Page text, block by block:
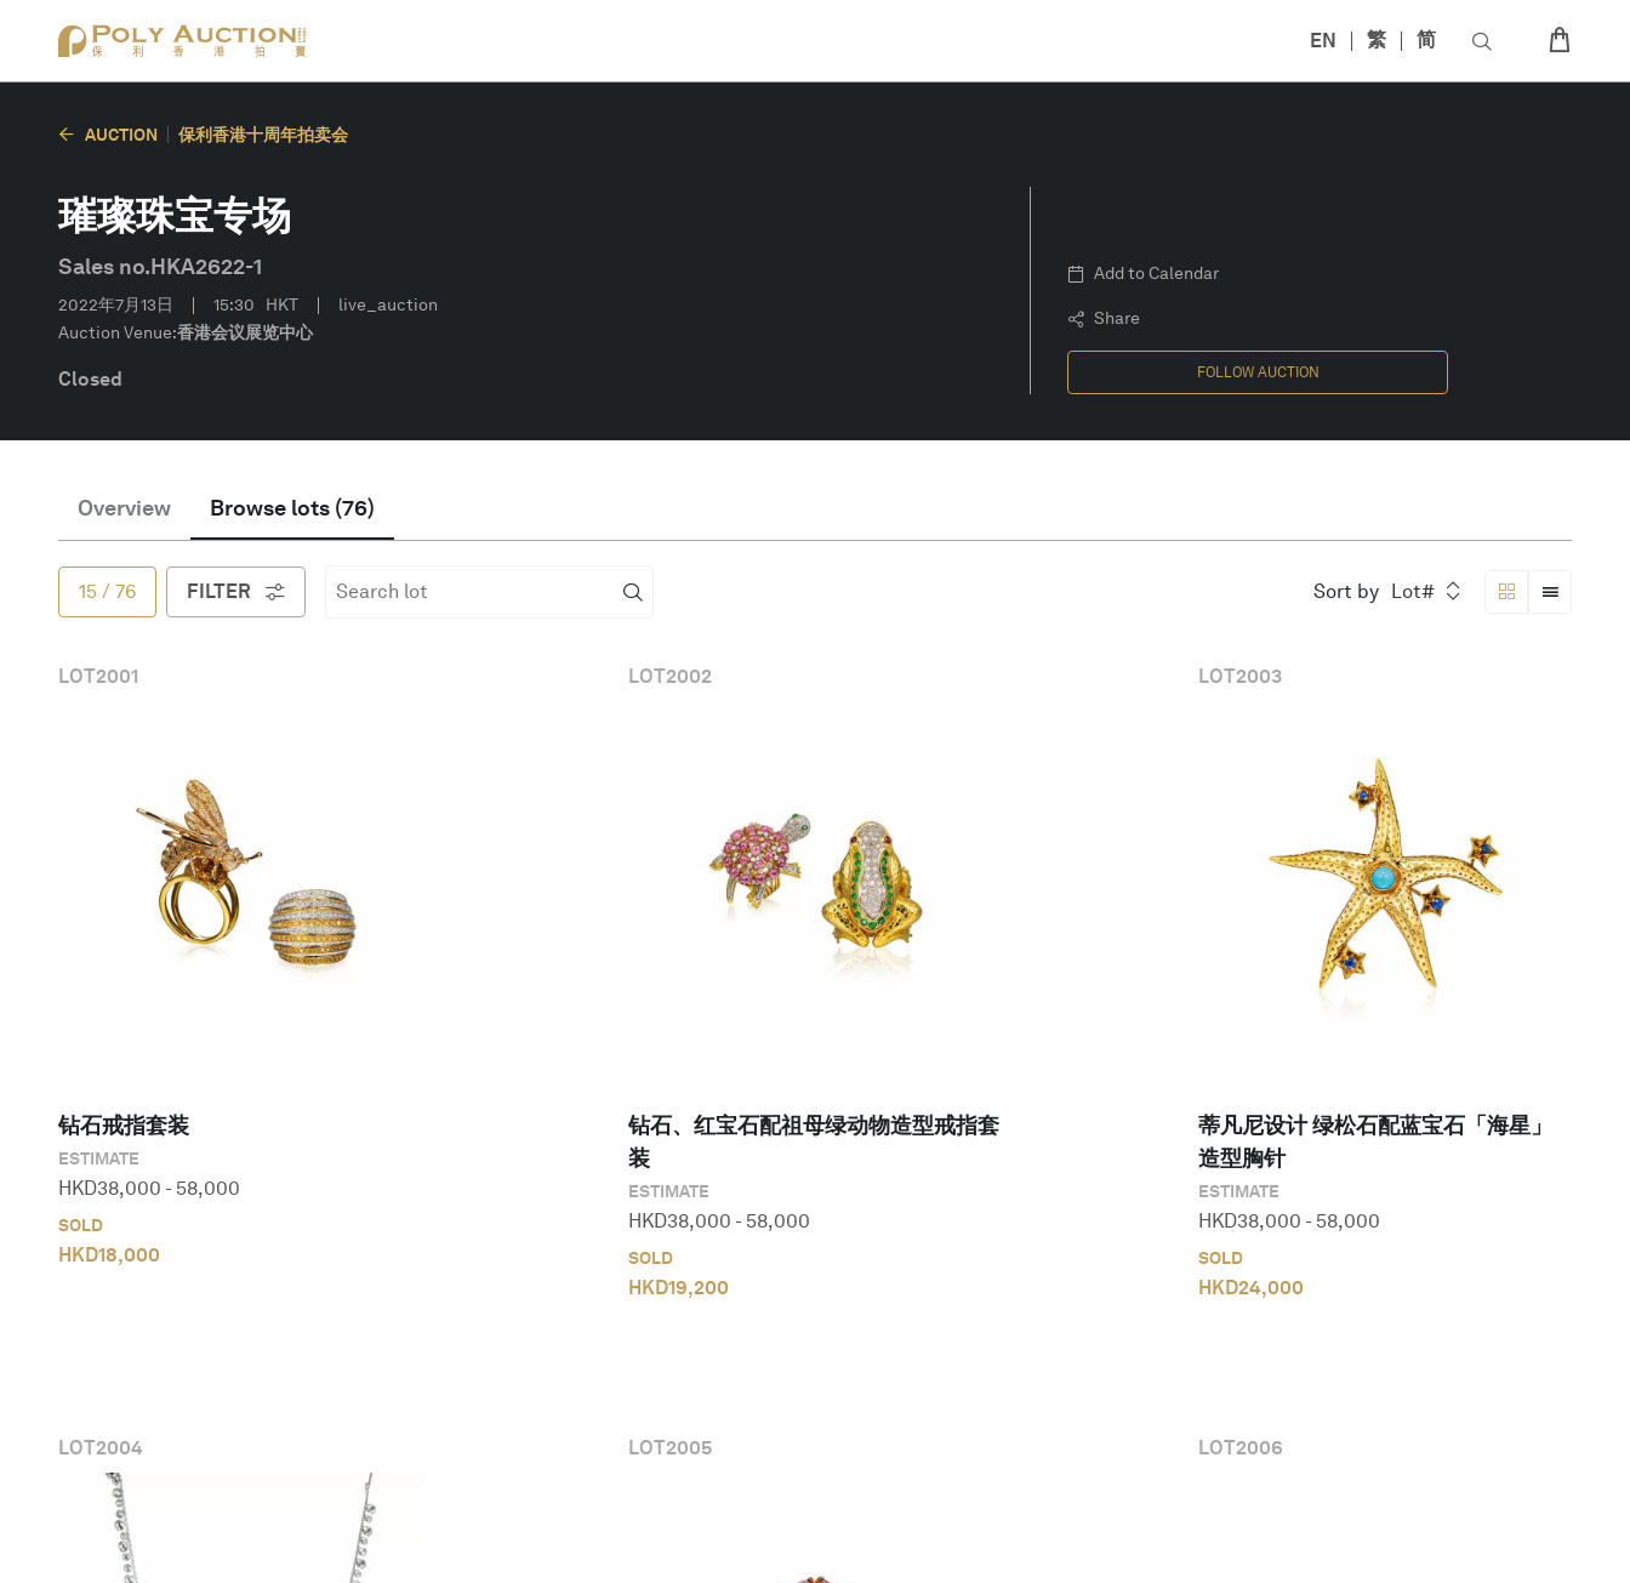
EN 繁 简
AUCTION 保利香港十周年拍卖会
璀璨珠宝专场
Sales no.HKA2622-1
2022年7月13日 15:30 HKT
live_auction
Auction Venue:香港会议展览中心
Closed
Add to Calendar
Share
FOLLOW AUCTION
Overview Browse lots (76)
15 / 76 FILTER Sort by Lot#
LOT2001
钻石戒指套装
ESTIMATE
HKD38,000 - 58,000
SOLD
HKD18,000
LOT2002
钻石、红宝石配祖母绿动物造型戒指套
装
ESTIMATE
HKD38,000 - 58,000
SOLD
HKD19,200
LOT2003
蒂凡尼设计 绿松石配蓝宝石「海星」
造型胸针
ESTIMATE
HKD38,000 - 58,000
SOLD
HKD24,000
LOT2004 LOT2005 LOT2006